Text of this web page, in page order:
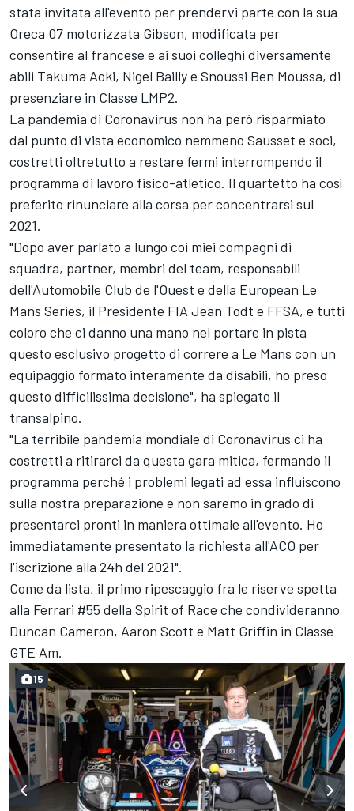
stata invitata all'evento per prendervi parte con la sua
Oreca 07 motorizzata Gibson, modificata per
consentire al francese e ai suoi colleghi diversamente
abili Takuma Aoki, Nigel Bailly e Snoussi Ben Moussa, di
presenziare in Classe LMP2.
La pandemia di Coronavirus non ha però risparmiato
dal punto di vista economico nemmeno Sausset e soci,
costretti oltretutto a restare fermi interrompendo il
programma di lavoro fisico-atletico. Il quartetto ha così
preferito rinunciare alla corsa per concentrarsi sul
2021.
"Dopo aver parlato a lungo coi miei compagni di
squadra, partner, membri del team, responsabili
dell'Automobile Club de l'Ouest e della European Le
Mans Series, il Presidente FIA Jean Todt e FFSA, e tutti
coloro che ci danno una mano nel portare in pista
questo esclusivo progetto di correre a Le Mans con un
equipaggio formato interamente da disabili, ho preso
questo difficilissima decisione", ha spiegato il
transalpino.
"La terribile pandemia mondiale di Coronavirus ci ha
costretti a ritirarci da questa gara mitica, fermando il
programma perché i problemi legati ad essa influiscono
sulla nostra preparazione e non saremo in grado di
presentarci pronti in maniera ottimale all'evento. Ho
immediatamente presentato la richiesta all'ACO per
l'iscrizione alla 24h del 2021".
Come da lista, il primo ripescaggio fra le riserve spetta
alla Ferrari #55 della Spirit of Race che condivideranno
Duncan Cameron, Aaron Scott e Matt Griffin in Classe
GTE Am.
15